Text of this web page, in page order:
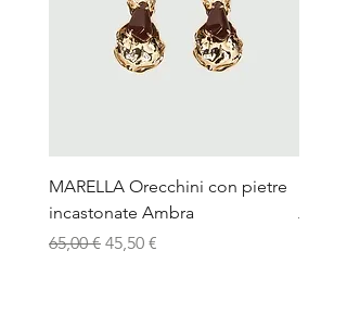
MARELLA Orecchini con pietre
incastonate Ambra
Prezzo regolare
65,00 € Prezzo scontato
45,50 €
120,00